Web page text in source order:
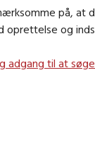
på, at
oprettelse og
adgang til at